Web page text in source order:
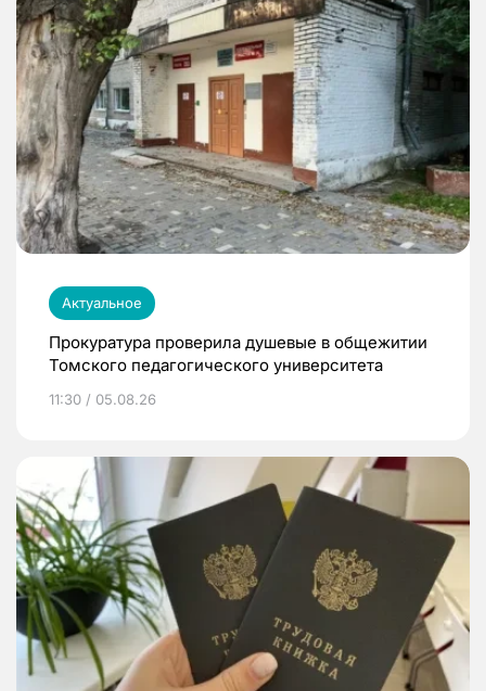
Актуальное
Прокуратура проверила душевые в общежитии
Томского педагогического университета
11:30 / 05.08.26